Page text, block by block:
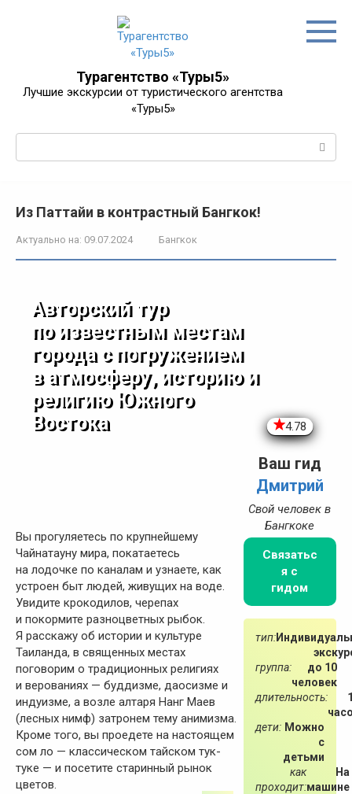
Турагентство «Туры5»
Лучшие экскурсии от туристического агентства
«Туры5»
Из Паттайи в контрастный Бангкок!
Актуально на: 09.07.2024 Бангкок
Авторский тур
по известным местам
города с погружением
в атмосферу, историю и
религию Южного
Востока
4.78
Ваш гид
Дмитрий
Свой человек в
Бангкоке
Связатьс
я с
гидом
тип:
группа:
до 10
человек
длительность:
дети: Можно
с
детьми
как
проходит:
На
машине
Вы прогуляетесь по крупнейшему
Чайнатауну мира, покатаетесь
на лодочке по каналам и узнаете, как
устроен быт людей, живущих на воде.
Увидите крокодилов, черепах
и покормите разноцветных рыбок.
Я расскажу об истории и культуре
Таиланда, в священных местах
поговорим о традиционных религиях
и верованиях — буддизме, даосизме и
индуизме, а возле алтаря Нанг Маев
(лесных нимф) затронем тему анимизма.
Кроме того, вы проедете на настоящем
сом ло — классическом тайском тук-
туке — и посетите старинный рынок
цветов.